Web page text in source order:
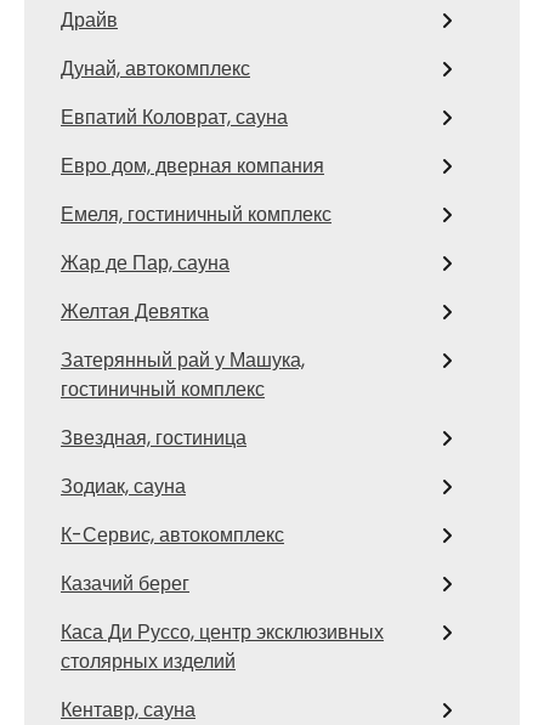
Драйв
Дунай, автокомплекс
Евпатий Коловрат, сауна
Евро дом, дверная компания
Емеля, гостиничный комплекс
Жар де Пар, сауна
Желтая Девятка
Затерянный рай у Машука,
гостиничный комплекс
Звездная, гостиница
Зодиак, сауна
К-Сервис, автокомплекс
Казачий берег
Каса Ди Руссо, центр эксклюзивных
столярных изделий
Кентавр, сауна